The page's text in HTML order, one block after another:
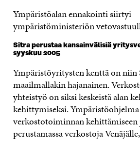
Ympäristöalan ennakointi siirtyi
ympäristöministeriön
Sitra perustaa kansainvälisiä
syyskuu 2005
Ympäristöyritysten kenttä on niin
maailmallakin hajanainen.
yhteistyö on siksi keskeistä alan
kehittymiseksi.
verkostotoiminnan
perustamassa verkostoja